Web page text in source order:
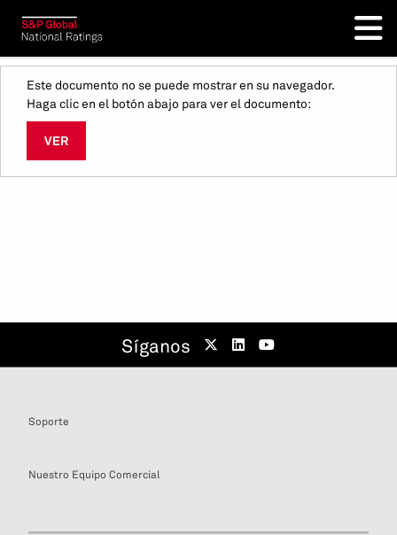
Este documento no se puede mostrar en su navegador.
Haga clic en el botón abajo para ver el documento:
VER
Síganos
Soporte
Nuestro Equipo Comercial